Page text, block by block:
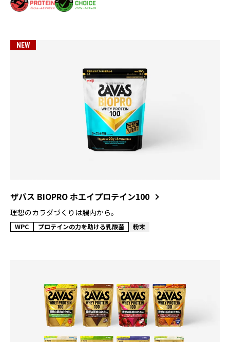
NEW
ザバス BIOPRO ホエイプロテイン100
理想のカラダづくりは腸内から。
WPC プロテインの力を助ける乳酸菌 粉末